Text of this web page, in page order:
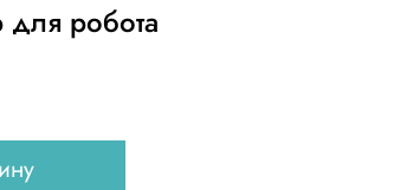
для робота